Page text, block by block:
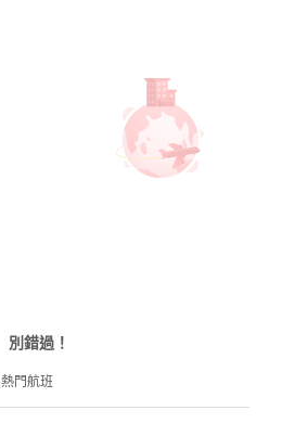
別錯過！
熱門航班